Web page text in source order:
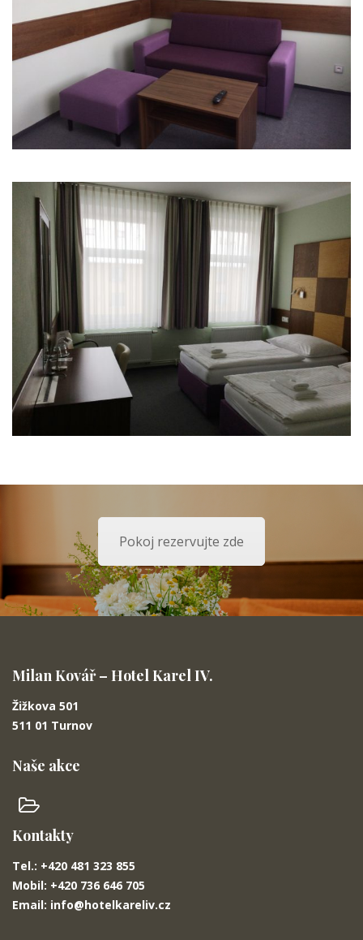
Pokoj rezervujte zde
Milan Kovář – Hotel Karel IV.
Žižkova 501
511 01 Turnov
Naše akce
Kontakty
Tel.: +420 481 323 855
Mobil: +420 736 646 705
Email: info@hotelkareliv.cz